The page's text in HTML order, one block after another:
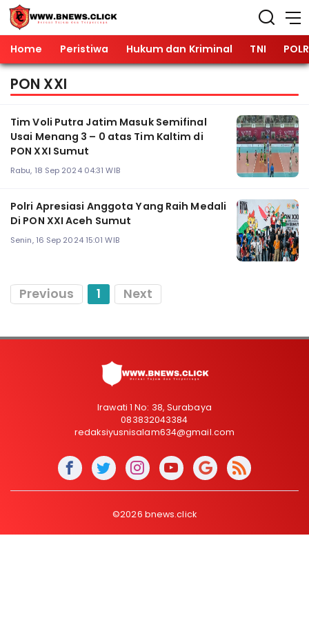
Home Peristiwa Hukum dan Kriminal TNI
PON XXI
Tim Voli Putra Jatim Masuk Semifinal
Usai Menang 3 – 0 atas Tim Kaltim di
PON XXI Sumut
Rabu, 18 Sep 2024 04:31 WIB
Polri Apresiasi Anggota Yang Raih Medali
Di PON XXI Aceh Sumut
Senin, 16 Sep 2024 15:01 WIB
Previous 1 Next
Irawati 1 No: 38, Surabaya
083832043384
redaksiyusnisalam634@gmail.com
©2026 bnews.click